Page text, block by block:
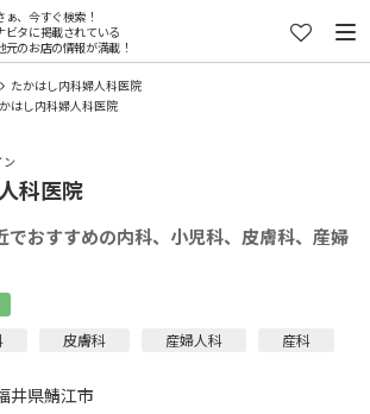
ぁ、今すぐ検索！
ビタに掲載されている
元のお店の情報が満載！
たかはし内科婦人科医院
はし内科婦人科医院
科医院
でおすすめの内科、小児科、皮膚科、産婦
皮膚科 産婦人科 産科
井県鯖江市